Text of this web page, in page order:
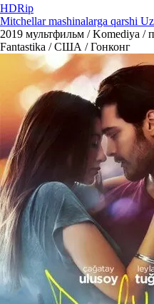
HDRip
Mitchellar mashinalarga qarshi
2019 мультфильм / Komediya /
Fantastika / США / Гонконг